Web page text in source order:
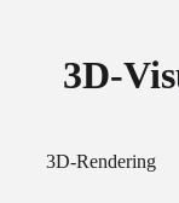
3D-
3D-Rendering